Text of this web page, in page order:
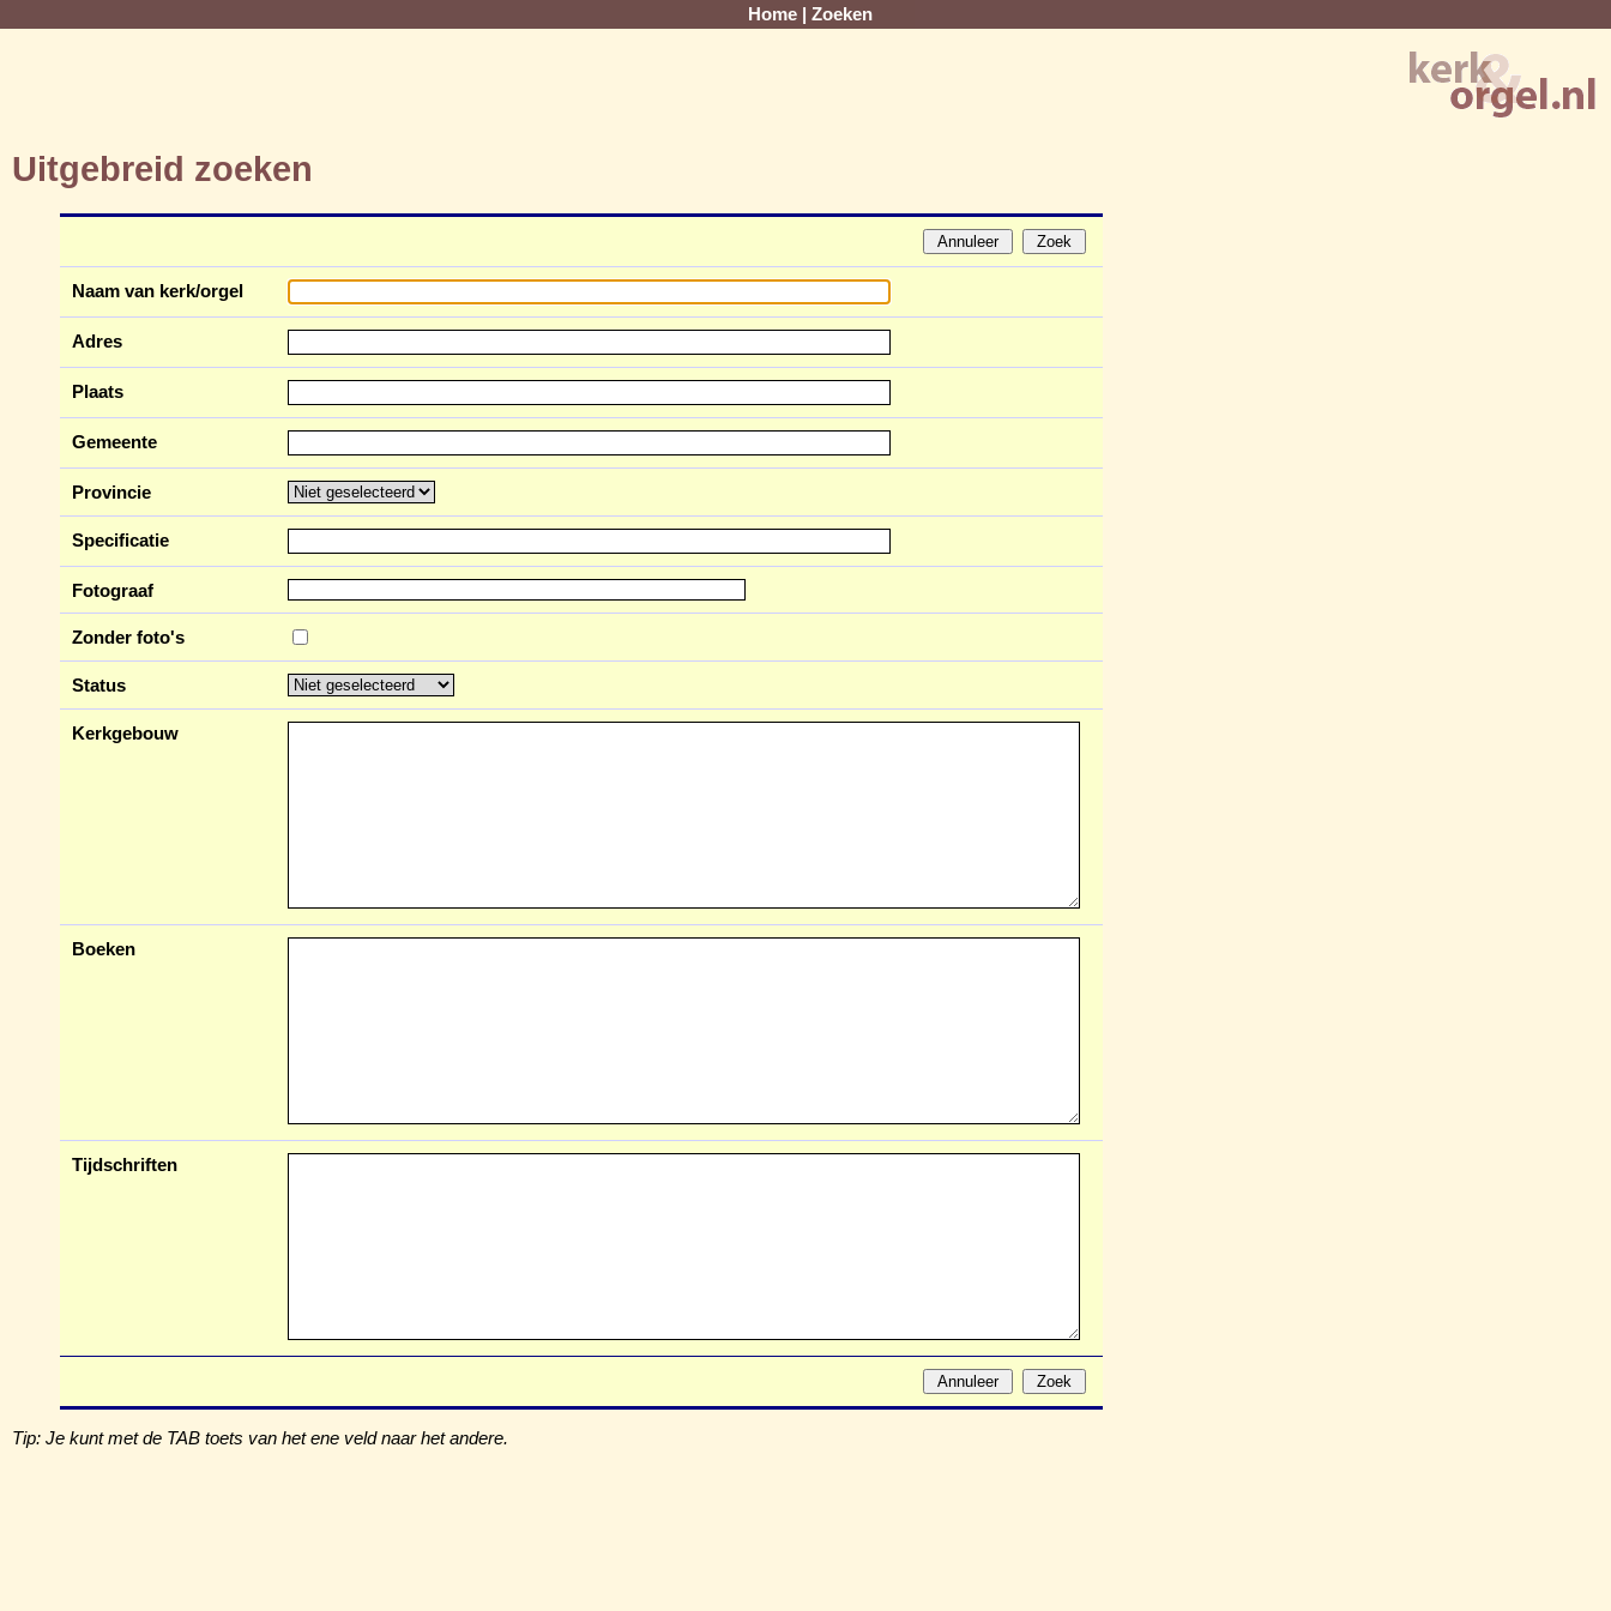
Home Zoeken
Uitgebreid zoeken
Naam van kerk/orgel
Adres
Plaats
Gemeente
Provincie
Specificatie
Fotograaf
Zonder foto's
Status
Kerkgebouw
Boeken
Tijdschriften
Tip: Je kunt met de TAB toets van het ene veld naar het andere.